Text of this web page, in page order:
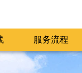
服务流程